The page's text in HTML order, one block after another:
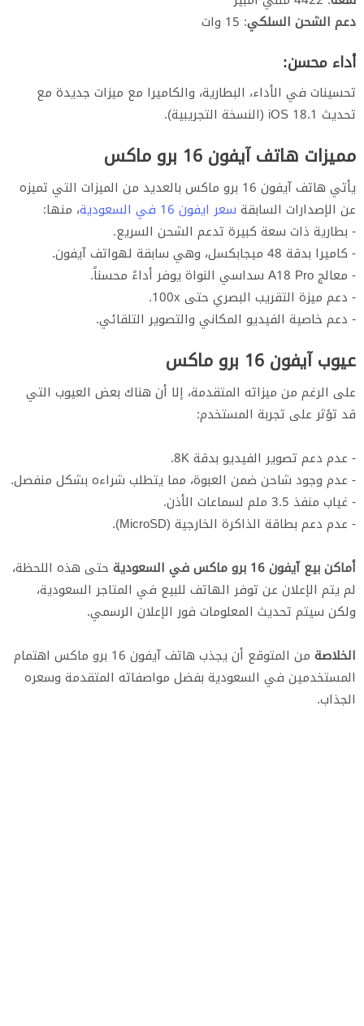
دعم الشحن السلكي: 15 وات
أداء محسن:
تحسينات في الأداء، البطارية، والكاميرا مع ميزات جديدة مع
تحديث iOS 18.1 (النسخة التجريبية).
مميزات هاتف آيفون 16 برو ماكس
يأتي هاتف آيفون 16 برو ماكس بالعديد من الميزات التي تميزه
عن الإصدارات السابقة سعر ايفون 16 في السعودية
، منها:
- بطارية ذات سعة كبيرة تدعم الشحن السريع.
- كاميرا بدقة 48 ميجابكسل، وهي سابقة لهواتف آيفون.
- معالج A18 Pro سداسي النواة يوفر أداءً محسناً.
- دعم ميزة التقريب البصري حتى 100x.
- دعم خاصية الفيديو المكاني والتصوير التلقائي.
عيوب آيفون 16 برو ماكس
على الرغم من ميزاته المتقدمة، إلا أن هناك بعض العيوب التي
قد تؤثر على تجربة المستخدم:
- عدم دعم تصوير الفيديو بدقة 8K.
- عدم وجود شاحن ضمن العبوة، مما يتطلب شراءه بشكل منفصل.
- غياب منفذ 3.5 ملم لسماعات الأذن.
- عدم دعم بطاقة الذاكرة الخارجية (MicroSD).
أماكن بيع آيفون 16 برو ماكس في السعودية
حتى هذه اللحظة،
لم يتم الإعلان عن توفر الهاتف للبيع في المتاجر السعودية،
ولكن سيتم تحديث المعلومات فور الإعلان الرسمي.
الخلاصة
من المتوقع أن يجذب هاتف آيفون 16 برو ماكس اهتمام
المستخدمين في السعودية بفضل مواصفاته المتقدمة وسعره
الجذاب.